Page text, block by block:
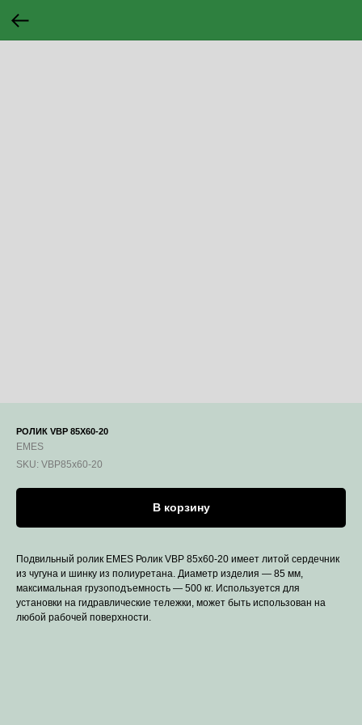
РОЛИК VBP 85X60-20
EMES
SKU: VBP85x60-20
В корзину
Подвильный ролик EMES Ролик VBP 85x60-20 имеет литой сердечник
из чугуна и шинку из полиуретана. Диаметр изделия — 85 мм,
максимальная грузоподъемность — 500 кг. Используется для
установки на гидравлические тележки, может быть использован на
любой рабочей поверхности.